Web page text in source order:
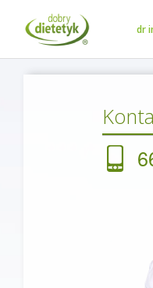
dr